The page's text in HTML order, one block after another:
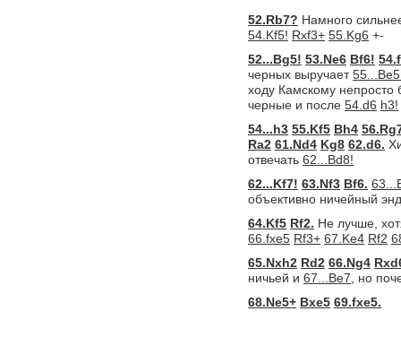
52.Rb7? Намного
54.Kf5! Rxf3+ 55.Kg6 +-
52...Bg5! 53.Ne6 Bf6!
черных выручает
ходу Камскому непросто
черные и после 54.d6 h3!
54...h3 55.Kf5 Bh4
Ra2 61.Nd4 Kg8 62.d6.
отвечать 62...Bd8!
62...Kf7! 63.Nf3 Bf6.
объективно ничейный
64.Kf5 Rf2. Не лучше,
66.fxe5 Rf3+ 67.Ke4 Rf2
65.Nxh2 Rd2 66.Ng4
ничьей и 67...Be7,
но
68.Ne5+ Bxe5 69.fxe5.